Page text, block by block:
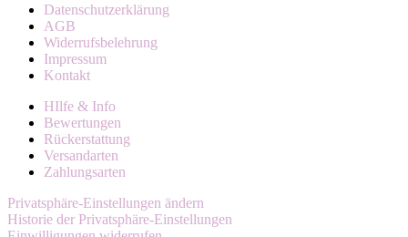
Datenschutzerklärung
AGB
Widerrufsbelehrung
Impressum
Kontakt
HIlfe & Info
Bewertungen
Rückerstattung
Versandarten
Zahlungsarten
Privatsphäre-Einstellungen ändern
Historie der Privatsphäre-Einstellungen